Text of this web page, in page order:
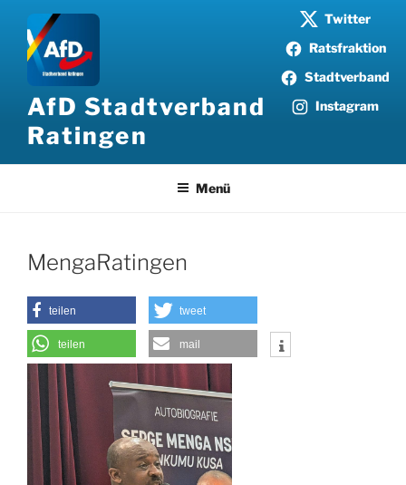
Twitter
Ratsfraktion
Stadtverband
Instagram
Inhalt
springen
AfD Stadtverband
Ratingen
Menü
MengaRatingen
teilen tweet
teilen mail